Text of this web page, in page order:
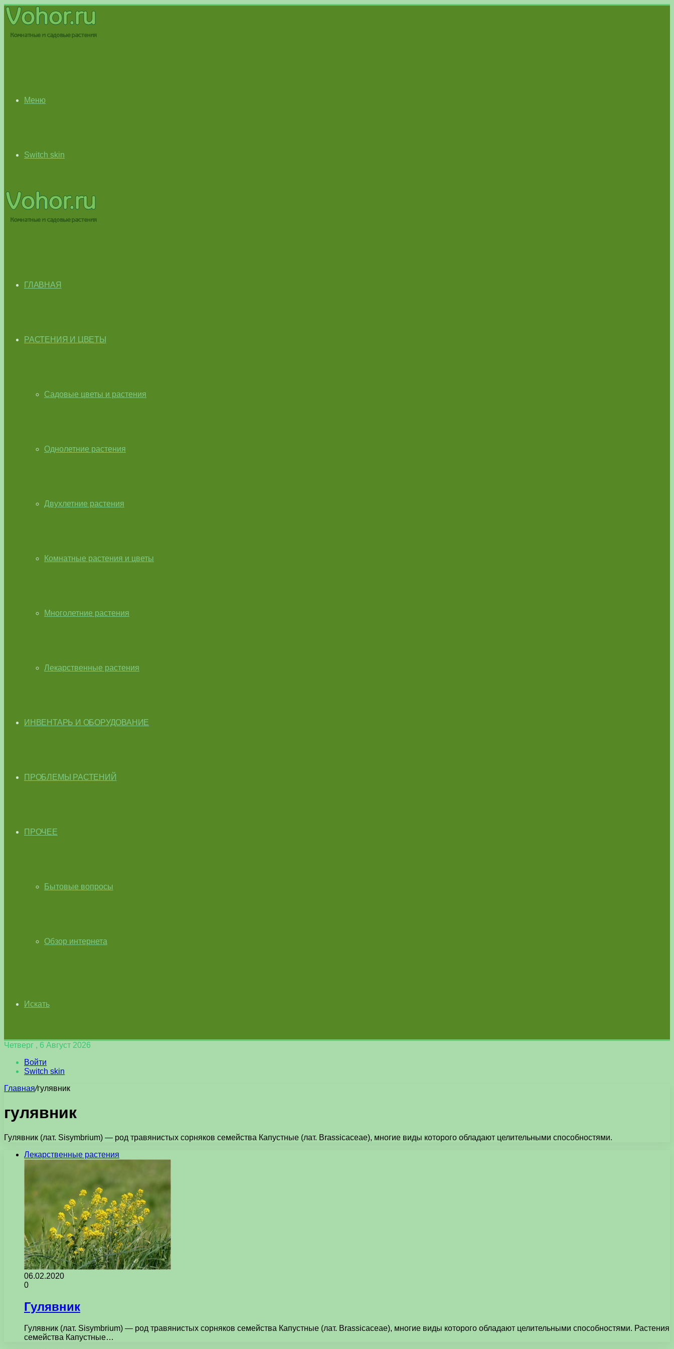
Меню
Switch skin
ГЛАВНАЯ
РАСТЕНИЯ И ЦВЕТЫ
Садовые цветы и растения
Однолетние растения
Двухлетние растения
Комнатные растения и цветы
Многолетние растения
Лекарственные растения
ИНВЕНТАРЬ И ОБОРУДОВАНИЕ
ПРОБЛЕМЫ РАСТЕНИЙ
ПРОЧЕЕ
Бытовые вопросы
Обзор интернета
Искать
Четверг , 6 Август 2026
Войти
Switch skin
Главная/гулявник
гулявник
Гулявник (лат. Sisymbrium) — род травянистых сорняков семейства Капустные (лат. Brassicaceae), многие виды которого обладают целительными способностями.
Лекарственные растения
06.02.2020
0
Гулявник
Гулявник (лат. Sisymbrium) — род травянистых сорняков семейства Капустные (лат. Brassicaceae), многие виды которого обладают целительными способностями. Растения
семейства Капустные…